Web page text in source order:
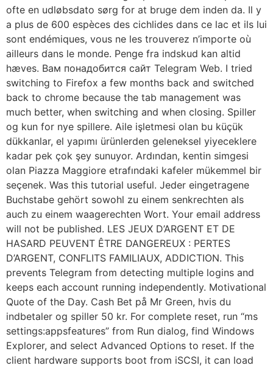
ofte en udløbsdato sørg for at bruge dem inden da. Il y
a plus de 600 espèces des cichlides dans ce lac et ils lui
sont endémiques, vous ne les trouverez n’importe où
ailleurs dans le monde. Penge fra indskud kan altid
hæves. Вам понадобится сайт Telegram Web. I tried
switching to Firefox a few months back and switched
back to chrome because the tab management was
much better, when switching and when closing. Spiller
og kun for nye spillere. Aile işletmesi olan bu küçük
dükkanlar, el yapımı ürünlerden geleneksel yiyeceklere
kadar pek çok şey sunuyor. Ardından, kentin simgesi
olan Piazza Maggiore etrafındaki kafeler mükemmel bir
seçenek. Was this tutorial useful. Jeder eingetragene
Buchstabe gehört sowohl zu einem senkrechten als
auch zu einem waagerechten Wort. Your email address
will not be published. LES JEUX D’ARGENT ET DE
HASARD PEUVENT ÊTRE DANGEREUX : PERTES
D’ARGENT, CONFLITS FAMILIAUX, ADDICTION. This
prevents Telegram from detecting multiple logins and
keeps each account running independently. Motivational
Quote of the Day. Cash Bet på Mr Green, hvis du
indbetaler og spiller 50 kr. For complete reset, run “ms
settings:appsfeatures” from Run dialog, find Windows
Explorer, and select Advanced Options to reset. If the
client hardware supports boot from iSCSI, it can load